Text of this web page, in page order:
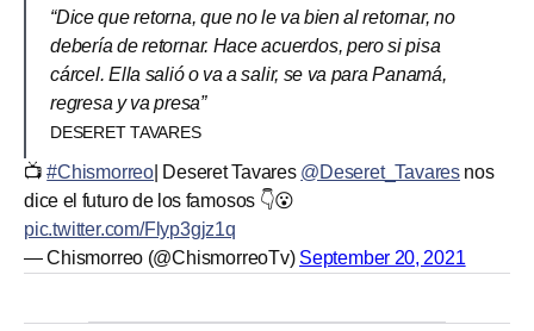
“Dice que retorna, que no le va bien al retornar, no
debería de retornar. Hace acuerdos, pero si pisa
cárcel. Ella salió o va a salir, se va para Panamá,
regresa y va presa”
DESERET TAVARES
📺#Chismorreo | Deseret Tavares @Deseret_Tavares nos
dice el futuro de los famosos 👇😮
pic.twitter.com/Flyp3gjz1q
— Chismorreo (@ChismorreoTv) September 20, 2021